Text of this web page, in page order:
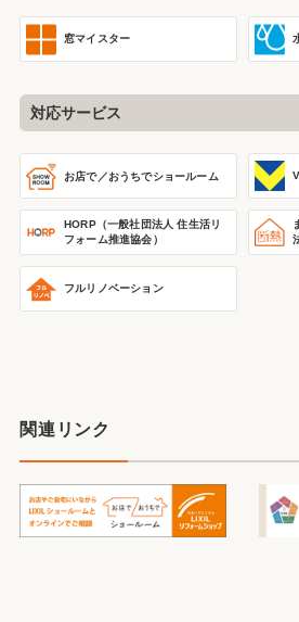
窓マイスター
対応サービス
お店で／おうちでショールーム
HORP（一般社団法人 住生活リ
フォーム推進協会）
フルリノベーション
関連リンク